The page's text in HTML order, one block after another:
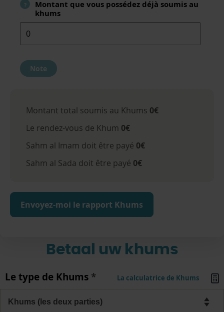
Montant que vous possédez déjà soumis au
khums
?
Note
Montant total soumis au Khums 0€
Le rendez-vous de Khum 0€
Sahm al Imam doit être payé 0€
Sahm al Sada doit être payé 0€
Envoyez-moi le rapport Khums
Betaal uw khums
Le type de Khums * La calculatrice de Khums